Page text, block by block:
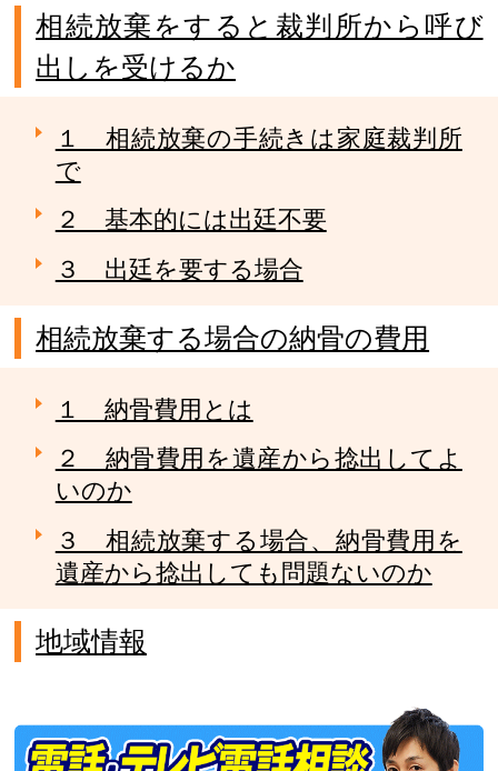
相続放棄をすると裁判所から呼び
出しを受けるか
１ 相続放棄の手続きは家庭裁判所
で
２ 基本的には出廷不要
３ 出廷を要する場合
相続放棄する場合の納骨の費用
１ 納骨費用とは
２ 納骨費用を遺産から捻出してよ
いのか
３ 相続放棄する場合、納骨費用を
遺産から捻出しても問題ないのか
地域情報